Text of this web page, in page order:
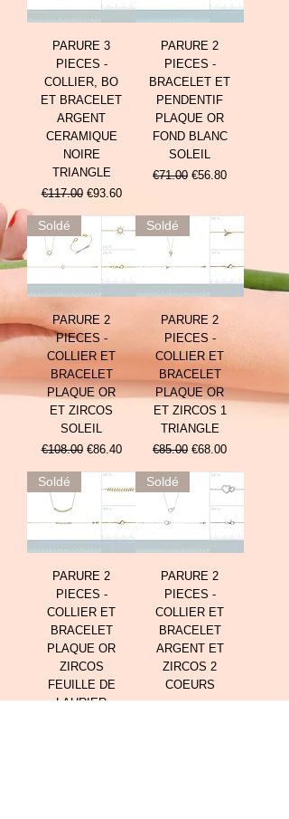
PARURE 3
PIECES -
COLLIER, BO
ET BRACELET
ARGENT
CERAMIQUE
NOIRE
TRIANGLE
Prix original
€117.00 Prix promotionnel
€93.60
PARURE 2
PIECES -
BRACELET ET
PENDENTIF
PLAQUE OR
FOND BLANC
SOLEIL
Prix original
€71.00 Prix promotionnel
€56.80
Soldé
PARURE 2
PIECES -
COLLIER ET
BRACELET
PLAQUE OR
ET ZIRCOS
SOLEIL
Prix original
€108.00 Prix promotionnel
€86.40
Soldé
PARURE 2
PIECES -
COLLIER ET
BRACELET
PLAQUE OR
ET ZIRCOS 1
TRIANGLE
Prix original
€85.00 Prix promotionnel
€68.00
Soldé
PARURE 2
PIECES -
COLLIER ET
BRACELET
PLAQUE OR
ZIRCOS
FEUILLE DE
LAURIER
Soldé
PARURE 2
PIECES -
COLLIER ET
BRACELET
ARGENT ET
ZIRCOS 2
COEURS
Prix originalPrix promotionnel